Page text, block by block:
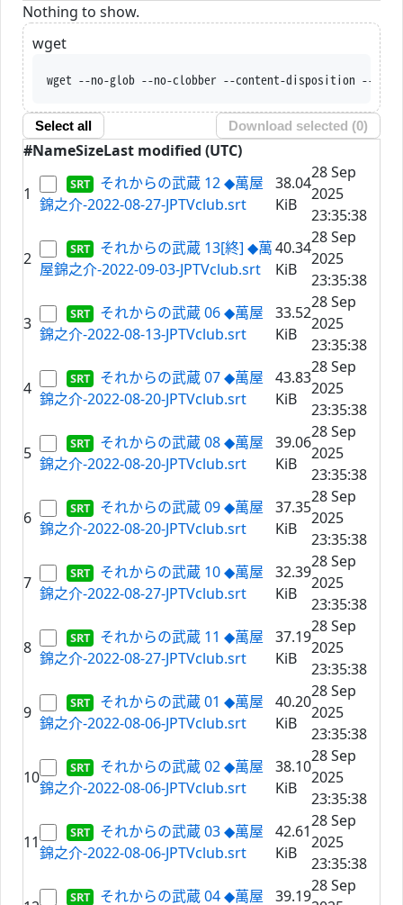
Nothing to show.
wget
wget --no-glob --no-clobber --content-disposition --trust-server-names
Select all Download selected (0)
#NameSizeLast modified (UTC)
1
それからの武蔵 12 ◆萬屋
錦之介-2022-08-27-JPTVclub.srt
38.04
KiB
28 Sep
2025
23:35:38
2
それからの武蔵 13[終] ◆萬
屋錦之介-2022-09-03-JPTVclub.srt
40.34
KiB
28 Sep
2025
23:35:38
3
それからの武蔵 06 ◆萬屋
錦之介-2022-08-13-JPTVclub.srt
33.52
KiB
28 Sep
2025
23:35:38
4
それからの武蔵 07 ◆萬屋
錦之介-2022-08-20-JPTVclub.srt
43.83
KiB
28 Sep
2025
23:35:38
5
それからの武蔵 08 ◆萬屋
錦之介-2022-08-20-JPTVclub.srt
39.06
KiB
28 Sep
2025
23:35:38
6
それからの武蔵 09 ◆萬屋
錦之介-2022-08-20-JPTVclub.srt
37.35
KiB
28 Sep
2025
23:35:38
7
それからの武蔵 10 ◆萬屋
錦之介-2022-08-27-JPTVclub.srt
32.39
KiB
28 Sep
2025
23:35:38
8
それからの武蔵 11 ◆萬屋
錦之介-2022-08-27-JPTVclub.srt
37.19
KiB
28 Sep
2025
23:35:38
9
それからの武蔵 01 ◆萬屋
錦之介-2022-08-06-JPTVclub.srt
40.20
KiB
28 Sep
2025
23:35:38
10
それからの武蔵 02 ◆萬屋
錦之介-2022-08-06-JPTVclub.srt
38.10
KiB
28 Sep
2025
23:35:38
11
それからの武蔵 03 ◆萬屋
錦之介-2022-08-06-JPTVclub.srt
42.61
KiB
28 Sep
2025
23:35:38
それからの武蔵 04 ◆萬屋 39.19
28 Sep